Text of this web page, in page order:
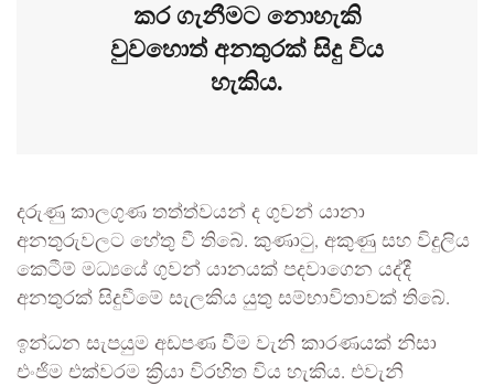
කර ගැනීමට නොහැකි
වුවහොත් අනතුරක් සිදු විය
හැකිය.
දරුණු කාලගුණ තත්ත්වයන් ද ගුවන් යානා
අනතුරුවලට හේතු වී තිබේ. කුණාටු, අකුණු සහ විදුලිය
කෙටීම් මධ්‍යයේ ගුවන් යානයක් පදවාගෙන යද්දී
අනතුරක් සිදුවීමේ සැලකිය යුතු සම්භාවිතාවක් තිබේ.
ඉන්ධන සැපයුම අඩපණ වීම වැනි කාරණයක් නිසා
එංජිම එක්වරම ක්‍රියා විරහිත විය හැකිය. එවැනි